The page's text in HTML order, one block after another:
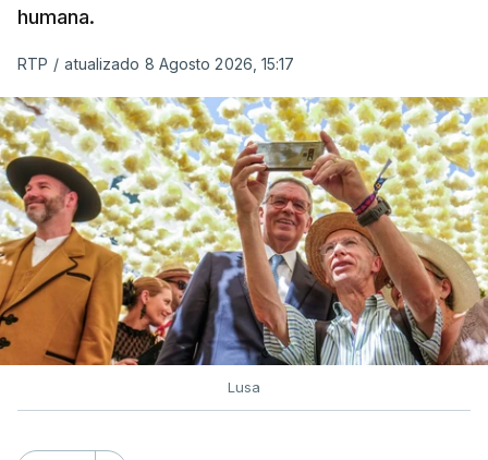
humana.
RTP / atualizado 8 Agosto 2026, 15:17
Lusa